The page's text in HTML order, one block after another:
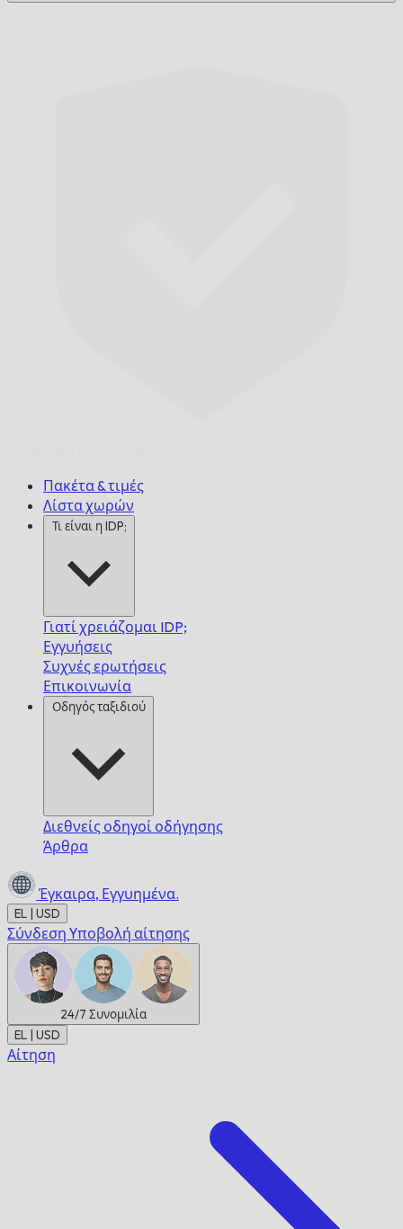
Πακέτα & τιμές
Λίστα χωρών
Τι είναι η IDP;
Γιατί χρειάζομαι IDP;
Εγγυήσεις
Συχνές ερωτήσεις
Επικοινωνία
Οδηγός ταξιδιού
Διεθνείς οδηγοί οδήγησης
Άρθρα
Έγκαιρα, Εγγυημένα.
EL | USD
Σύνδεση Υποβολή αίτησης
24/7 Συνομιλία
EL | USD
Αίτηση